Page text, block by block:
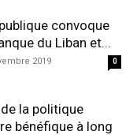
convoque
du Liban et...
2019 0
la politique
bénéfique à long